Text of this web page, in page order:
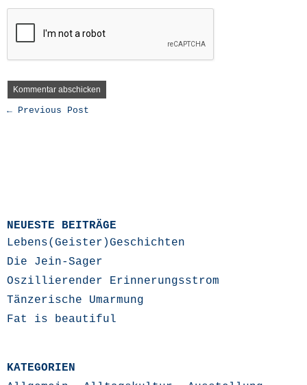
← Previous Post
NEUESTE BEITRÄGE
Lebens(Geister)Geschichten
Die Jein-Sager
Oszillierender Erinnerungsstrom
Tänzerische Umarmung
Fat is beautiful
KATEGORIEN